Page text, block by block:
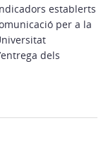
establerts
per a la
dels